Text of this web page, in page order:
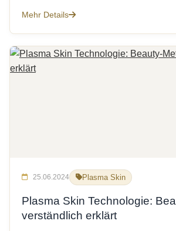
Mehr Details
25.06.2024 Plasma Skin
Plasma Skin Technologie:
verständlich erklärt